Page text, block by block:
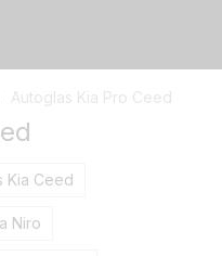
Autoglas Kia Pro Ceed
Kia Ceed
Niro